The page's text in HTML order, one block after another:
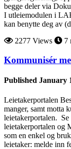
begge deler via
I utleiemodulen i
kan benytte deg av (d
2277 Views
7
Kommunisér
Published January
Leietakerportalen
manger, samt motta
leietakerportalen.
leietakerportalen
som en enkel og
leietaker: melde inn